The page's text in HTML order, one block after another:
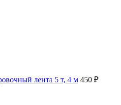
лента 5 т, 4 м 450 ₽